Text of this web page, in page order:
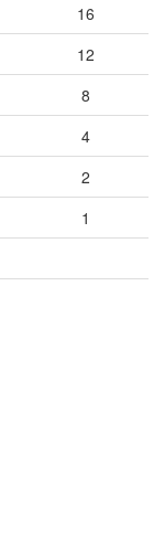
16
12
8
4
2
1